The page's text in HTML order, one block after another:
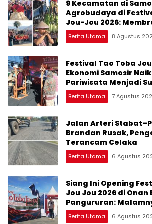
9 Kecamatan di
Agrobudaya di
Jou-Jou 2026:
Lokal agar Terkenal
Berita Utama 8 Agustus
Festival Tao Toba
Ekonomi Samosir
Pariwisata Menjadi
Pertumbuhan
Berita Utama 7 Agustus
Jalan Arteri
Brandan Rusak,
Terancam Celaka
Berita Utama 6 Agustus
Siang Ini Opening
Jou Jou 2026 di Onan
Pangururan:
Marsada Band
Berita Utama 6 Agustus